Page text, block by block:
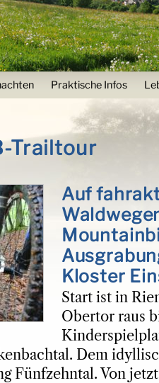
Praktische Infos
Trailtour
Auf
Kloster
Start ist in
Obertor raus
Dem
Fünfzehntal. Von